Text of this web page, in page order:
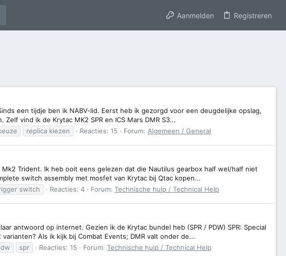
Aanmelden Registreren
een tijdje ben ik NABV-lid. Eerst heb ik gezorgd voor een deugdelijke opslag,
vind ik de Krytac MK2 SPR en ICS Mars DMR S3...
replica kiezen Reacties: 15 Forum: Algemeen / General
Trident. Ik heb ooit eens gelezen dat die Nautilus gearbox half wel/half niet
switch assembly met mosfet van Krytac bij Qtac kopen...
switch Reacties: 4 Forum: Technische hulp / Technical Help
antwoord op internet. Gezien ik de Krytac bundel heb (SPR / PDW) SPR: Special
Als ik kijk bij Combat Events; DMR valt onder de...
spr Reacties: 15 Forum: Technische hulp / Technical Help